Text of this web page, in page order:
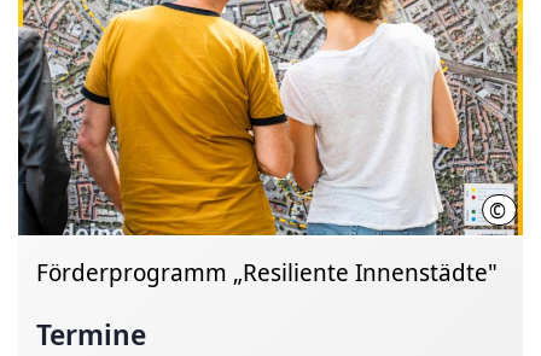
©
Förderprogramm „Resiliente Innenstädte"
Termine